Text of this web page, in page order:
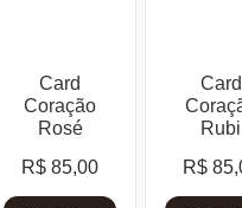
Card
Coração
Rosé
R$ 85,00
Card
Rubi
R$